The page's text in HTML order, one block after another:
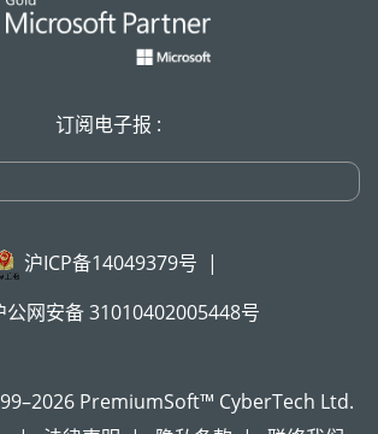
订阅电子报 :
沪ICP备14049379号 |
公网安备 31010402005448号
PremiumSoft™ CyberTech Ltd.